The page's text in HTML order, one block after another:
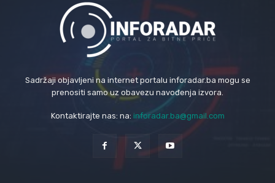
Sadržaji objavljeni na internet portalu inforadar.ba mogu se
prenositi samo uz obavezu navođenja izvora.
Kontaktirajte nas: na: inforadar.ba@gmail.com